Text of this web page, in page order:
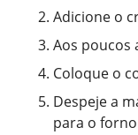
Adicione o
Aos poucos
Coloque o
Despeje a
para o